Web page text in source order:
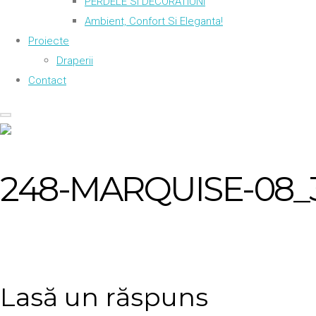
Ambient, Confort Si Eleganta!
Proiecte
Draperii
Contact
248-MARQUISE-
Lasă un răspuns